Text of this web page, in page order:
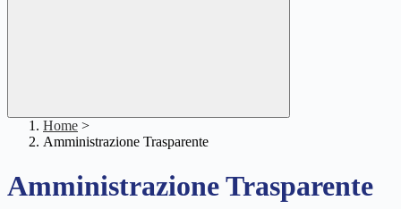
Home >
Amministrazione Trasparente
Amministrazione Trasparente